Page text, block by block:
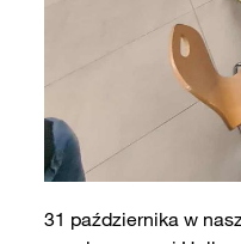
31 października w